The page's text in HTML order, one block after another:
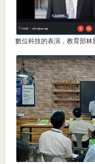
數位科技的表演，教育部